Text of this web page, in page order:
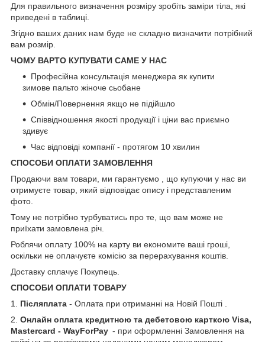
Для правильного визначення розміру зробіть заміри тіла, які
приведені в таблиці.
Згідно ваших даних нам буде не складно визначити потрібний
вам розмір.
ЧОМУ ВАРТО КУПУВАТИ САМЕ У НАС
Професійна консультація менеджера як купити
зимове пальто жіноче сьобане
Обмін/Повернення якщо не підійшло
Співвідношення якості продукції і ціни вас приємно
здивує
Час відповіді компанії - протягом 10 хвилин
СПОСОБИ ОПЛАТИ ЗАМОВЛЕННЯ
Продаючи вам товари, ми гарантуємо , що купуючи у нас ви
отримуєте товар, який відповідає опису і представленим
фото.
Тому не потрібно турбуватись про те, що вам може не
приїхати замовлена річ.
Роблячи оплату 100% на карту ви економите ваші гроші,
оскільки не оплачуєте комісію за перерахування коштів.
Доставку сплачує Покупець.
СПОСОБИ ОПЛАТИ ТОВАРУ
1. Післяплата - Оплата при отриманні на Новій Пошті .
2. Онлайн оплата кредитною та дебетовою карткою Visa,
Mastercard - WayForPay - при оформленні Замовлення на